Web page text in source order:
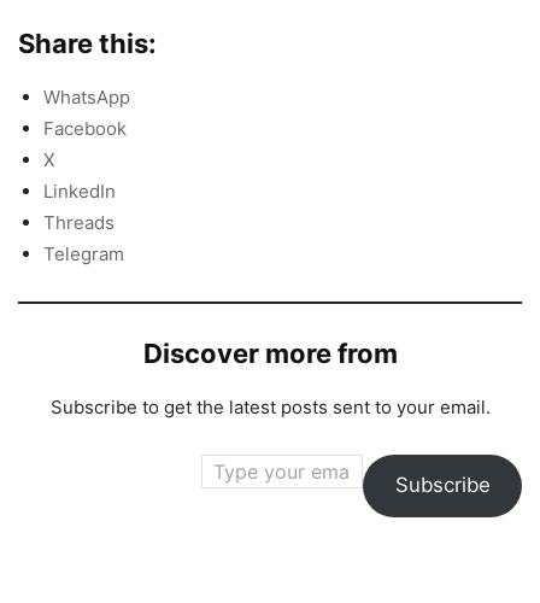
Share this:
WhatsApp
Facebook
X
LinkedIn
Threads
Telegram
Discover more from
Subscribe to get the latest posts sent to your email.
Type your email…
Subscribe